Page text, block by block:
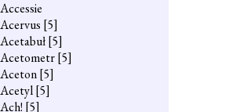
Accessie
Acervus [5]
Acetabuł[5]
Acetometr[5]
Aceton[5]
Acetyl[5]
Ach! [5]